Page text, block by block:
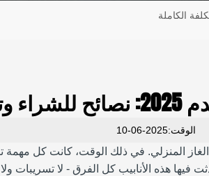
الوقت:2025-06-10
العمل في مجال تركيب الغاز المنزلي. في ذلك
فيها هذه الأنابيب كل الفرق - لا تسريبات